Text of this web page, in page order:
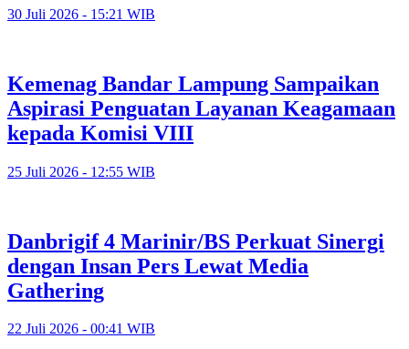
30 Juli 2026 - 15:21 WIB
Kemenag Bandar Lampung Sampaikan
Aspirasi Penguatan Layanan Keagamaan
kepada Komisi VIII
25 Juli 2026 - 12:55 WIB
Danbrigif 4 Marinir/BS Perkuat Sinergi
dengan Insan Pers Lewat Media
Gathering
22 Juli 2026 - 00:41 WIB